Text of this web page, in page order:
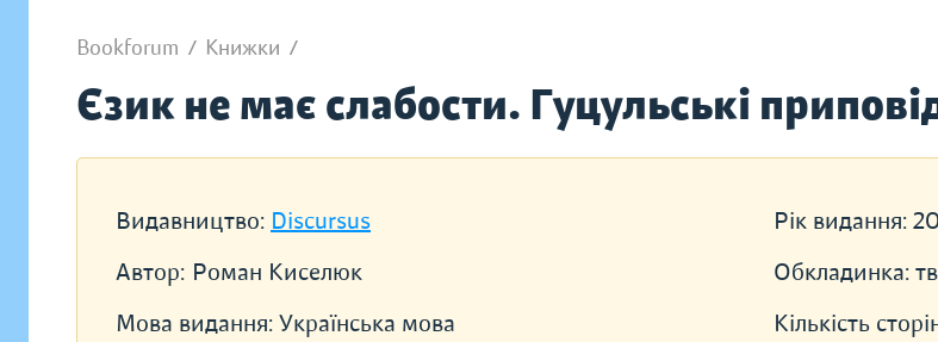
Bookforum / Книжки /
Єзик не має слабости. Гуцульські
Видавництво: Discursus
Автор: Роман Киселюк
Мова видання: Українська мова
Рік видання:
Обкладинка:
Кількість